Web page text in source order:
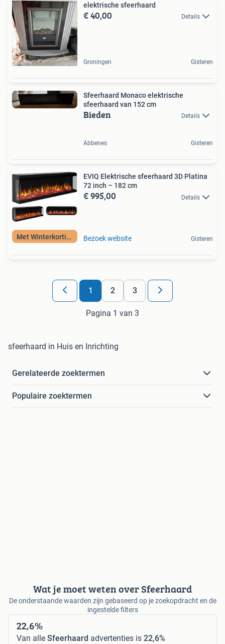
elektrische sfeerhaard
€ 40,00 Details
Groningen Gisteren
Sfeerhaard Monaco elektrische
sfeerhaard van 152 cm
Bieden Details
Abbenes Gisteren
Met Winterkorting
EVIQ Elektrische sfeerhaard 3D Platina
72 inch – 182 cm
€ 995,00 Details
Bezoek website Gisteren
1 2 3
Pagina 1 van 3
sfeerhaard in Huis en Inrichting
Gerelateerde zoektermen
Populaire zoektermen
Wat je moet weten over Sfeerhaard
De onderstaande waarden zijn gebaseerd op je zoekopdracht en de
ingestelde filters
22,6%
Van alle Sfeerhaard advertenties is 22,6%